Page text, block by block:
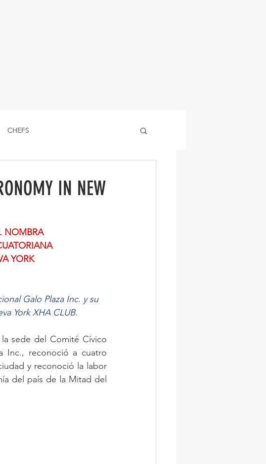
CHEFS
IN NEW
NOMBRA
YORK
Galo Plaza Inc. y su
York XHA CLUB.
sede del Comité Cívico
Inc., reconoció a cuatro
y reconoció la labor
del país de la Mitad del